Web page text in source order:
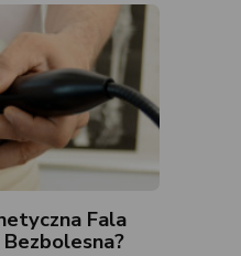
Fala